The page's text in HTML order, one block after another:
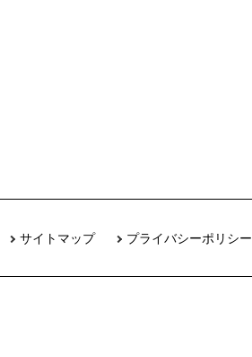
サイトマップ プライバシーポリシー